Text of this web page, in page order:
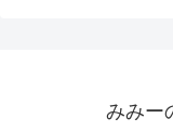
みみー